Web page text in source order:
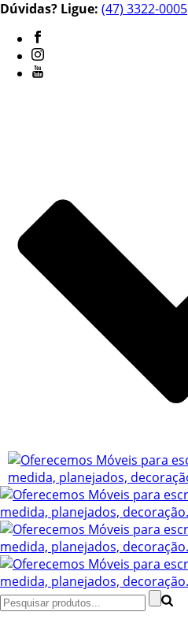
Dúvidas? Ligue: (47) 3322-0005